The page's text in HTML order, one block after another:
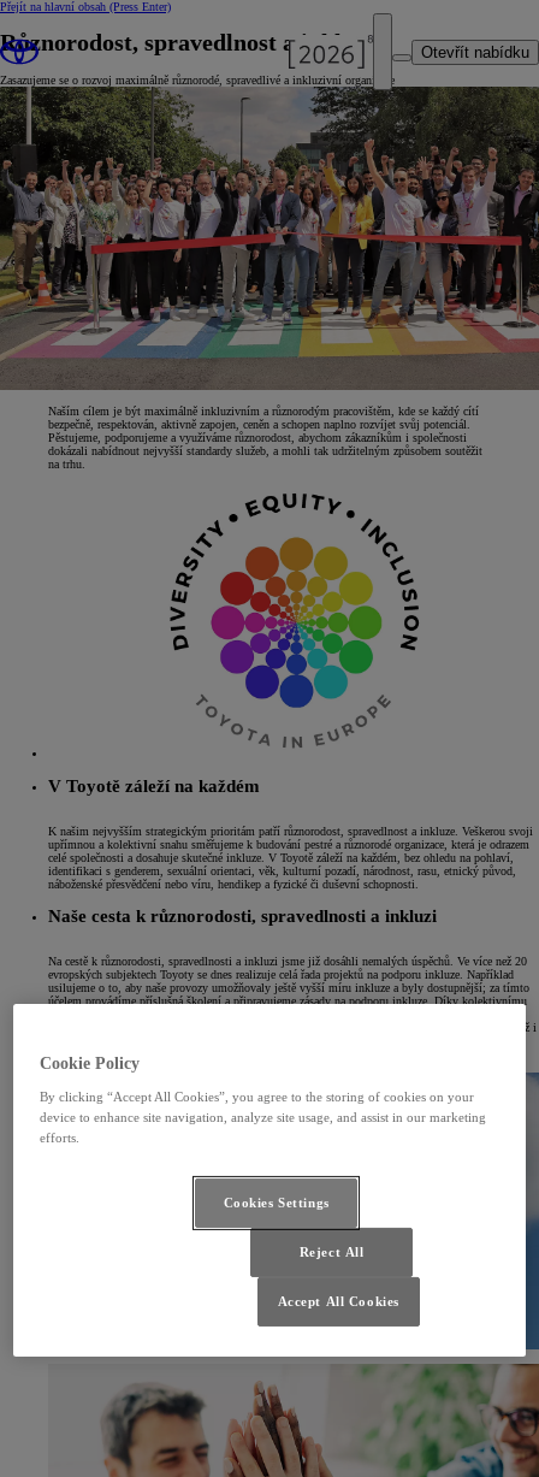
Přejít na hlavní obsah (Press Enter)
Otevřít nabídku
Různorodost, spravedlnost a inkluze
Zasazujeme se o rozvoj maximálně různorodé, spravedlivé a inkluzivní organizace
Naším cílem je být maximálně inkluzivním a různorodým pracovištěm, kde se každý cítí
bezpečně, respektován, aktivně zapojen, ceněn a schopen naplno rozvíjet svůj potenciál.
Pěstujeme, podporujeme a využíváme různorodost, abychom zákazníkům i společnosti
dokázali nabídnout nejvyšší standardy služeb, a mohli tak udržitelným způsobem soutěžit
na trhu.
V Toyotě záleží na každém
K našim nejvyšším strategickým prioritám patří různorodost, spravedlnost a inkluze. Veškerou svoji
upřímnou a kolektivní snahu směřujeme k budování pestré a různorodé organizace, která je odrazem
celé společnosti a dosahuje skutečné inkluze. V Toyotě záleží na každém, bez ohledu na pohlaví,
identifikaci s genderem, sexuální orientaci, věk, kulturní pozadí, národnost, rasu, etnický původ,
náboženské přesvědčení nebo víru, hendikep a fyzické či duševní schopnosti.
Naše cesta k různorodosti, spravedlnosti a inkluzi
Na cestě k různorodosti, spravedlnosti a inkluzi jsme již dosáhli nemalých úspěchů. Ve více než 20
evropských subjektech Toyoty se dnes realizuje celá řada projektů na podporu inkluze. Například
usilujeme o to, aby naše provozy umožňovaly ještě vyšší míru inkluze a byly dostupnější; za tímto
účelem provádíme příslušná školení a připravujeme zásady na podporu inkluze. Díky kolektivnímu
Každoročně slavíme Mezinárodní den žen formou různých aktivit probíhajících po celý týden, jakož i
Cookie Policy
By clicking “Accept All Cookies”, you agree to the storing of cookies on your
device to enhance site navigation, analyze site usage, and assist in our marketing
efforts.
Cookies Settings
Reject All
Accept All Cookies